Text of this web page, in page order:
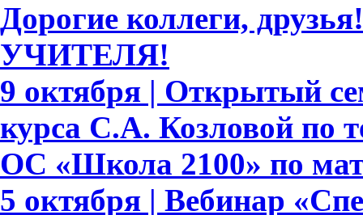
Дорогие коллеги,
УЧИТЕЛЯ!
9 октября | Открытый
курса С.А. Козловой по
ОС «Школа 2100» по
5 октября | Вебинар